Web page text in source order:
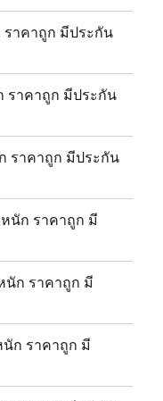
าคาถูก มีประกัน
ราคาถูก มีประกัน
ราคาถูก มีประกัน
นัก ราคาถูก มี
นัก ราคาถูก มี
ก ราคาถูก มี